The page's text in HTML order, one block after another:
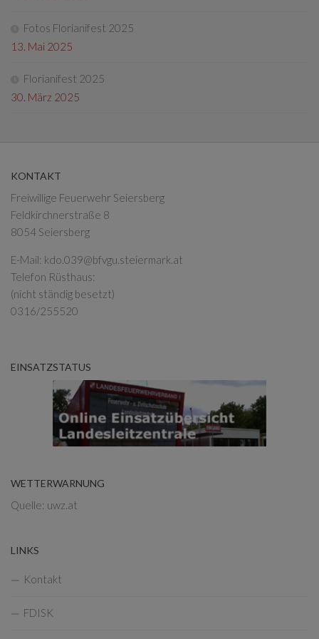
Fotos Florianifest 2025
13. Mai 2025
Florianifest 2025
30. März 2025
KONTAKT
Freiwillige Feuerwehr Seiersberg
Feldkirchnerstraße 8
8054 Seiersberg
E-Mail: kdo.039@bfvgu.steiermark.at
Telefon Rüsthaus:
(nicht ständig besetzt)
0316/255520
EINSATZSTATUS
WETTERWARNUNG
Quelle: uwz.at
LINKS
Kontakt
FDISK